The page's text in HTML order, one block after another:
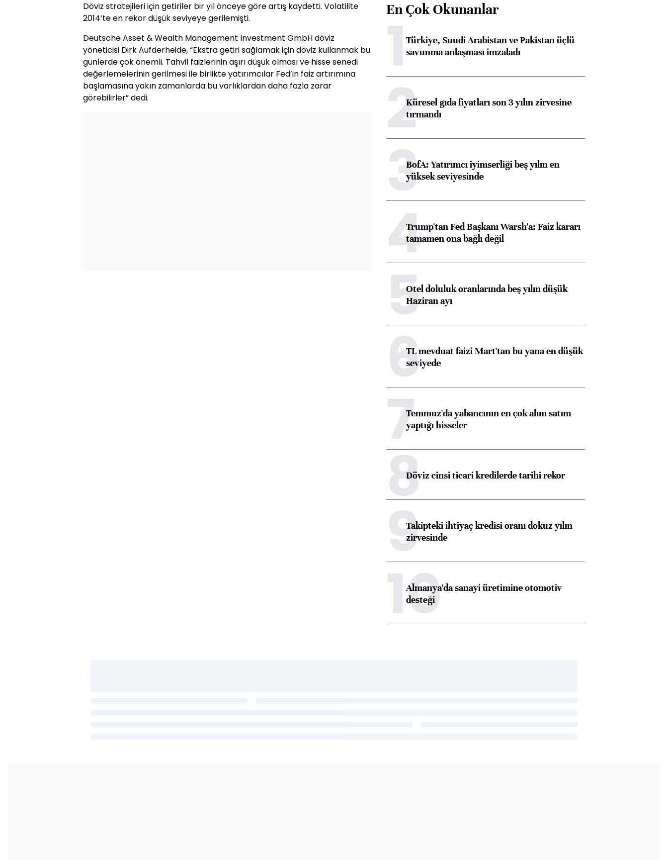
Döviz stratejileri için getiriler bir yıl önceye göre artış kaydetti. Volatilite
2014’te en rekor düşük seviyeye gerilemişti.
Deutsche Asset & Wealth Management Investment GmbH döviz
yöneticisi Dirk Aufderheide, “Ekstra getiri sağlamak için döviz kullanmak bu
günlerde çok önemli. Tahvil faizlerinin aşırı düşük olması ve hisse senedi
değerlemelerinin gerilmesi ile birlikte yatırımcılar Fed’in faiz artırımına
başlamasına yakın zamanlarda bu varlıklardan daha fazla zarar
görebilirler” dedi.
En Çok Okunanlar
1Türkiye, Suudi Arabistan ve Pakistan üçlü
savunma anlaşması imzaladı
2Küresel gıda fiyatları son 3 yılın zirvesine
tırmandı
3BofA: Yatırımcı iyimserliği beş yılın en
yüksek seviyesinde
4Trump'tan Fed Başkanı Warsh'a: Faiz kararı
tamamen ona bağlı değil
5Otel doluluk oranlarında beş yılın düşük
Haziran ayı
6TL mevduat faizi Mart'tan bu yana en düşük
seviyede
7Temmuz'da yabancının en çok alım satım
yaptığı hisseler
8Döviz cinsi ticari kredilerde tarihi rekor
9Takipteki ihtiyaç kredisi oranı dokuz yılın
zirvesinde
10
Almanya'da sanayi üretimine otomotiv
desteği